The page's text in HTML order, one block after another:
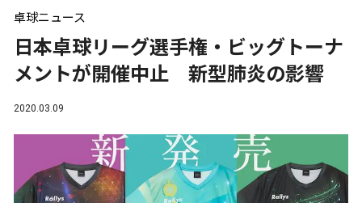
卓球ニュース
日本卓球リーグ選手権・ビッグトーナ
メントが開催中止 新型肺炎の影響
2020.03.09